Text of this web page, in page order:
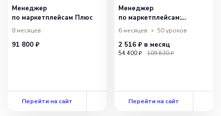
Менеджер
по маркетплейсам Плюс
8 месяцев
91 800 ₽
Перейти на сайт
Менеджер
по маркетплейсам:
расширенный
6 месяцев 50уроков
2 516 ₽ в месяц
54 400 ₽ 109 830 ₽
Перейти на сайт